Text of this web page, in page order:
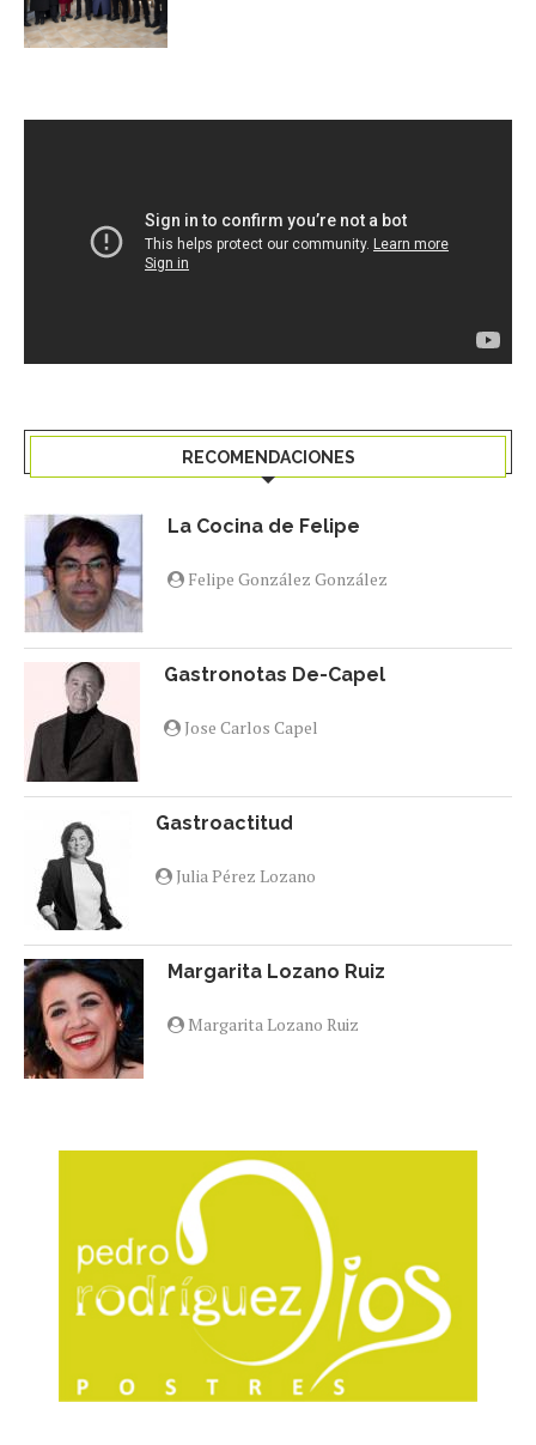
RECOMENDACIONES
La Cocina de Felipe
Felipe González González
Gastronotas De-Capel
Jose Carlos Capel
Gastroactitud
Julia Pérez Lozano
Margarita Lozano Ruiz
Margarita Lozano Ruiz